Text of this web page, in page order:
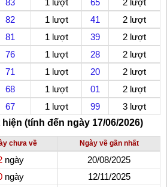
83 1 lượt 65
2 lượt
82 1 lượt 41
2 lượt
81 1 lượt 39
2 lượt
76 1 lượt 28
2 lượt
71 1 lượt 20
2 lượt
68 1 lượt 01
2 lượt
67 1 lượt 99
3 lượt
(tính đến ngày 17/06/2026)
chưa về Ngày về gần nhất
ngày
20/08/2025
ngày
12/11/2025